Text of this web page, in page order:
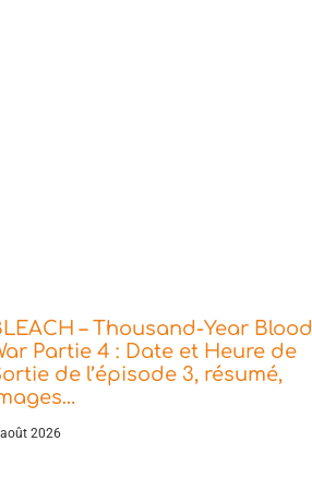
– Thousand-Year Blood
Partie 4 : Date et Heure de
de l’épisode 3, résumé,
2026